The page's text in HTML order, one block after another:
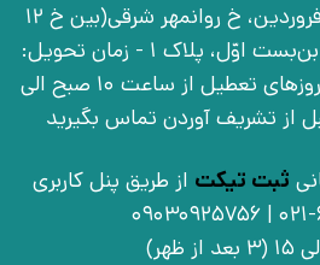
تهران، خ انقلاب، خ 12 فروردین، خ روانمهر شرقی(بین خ 12
فروردین و خ فخر رازی)، بن‌بست اوّل، پلاک 1 - زمان تحویل:
شنبه تا چهارشنبه به جز روزهای تعطیل از ساعت 10 صبح الی
ثبت تیکت از طریق پنل کاربری